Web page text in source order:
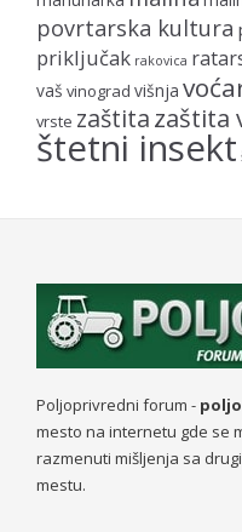
povrtarska kultura
priključak rakovica
vaš vinograd višnja
vrste zaštitazaštita
štetni insekt
Poljoprivredni forum -
mesto na internetu gde se
razmenuti mišljenja sa
mestu.